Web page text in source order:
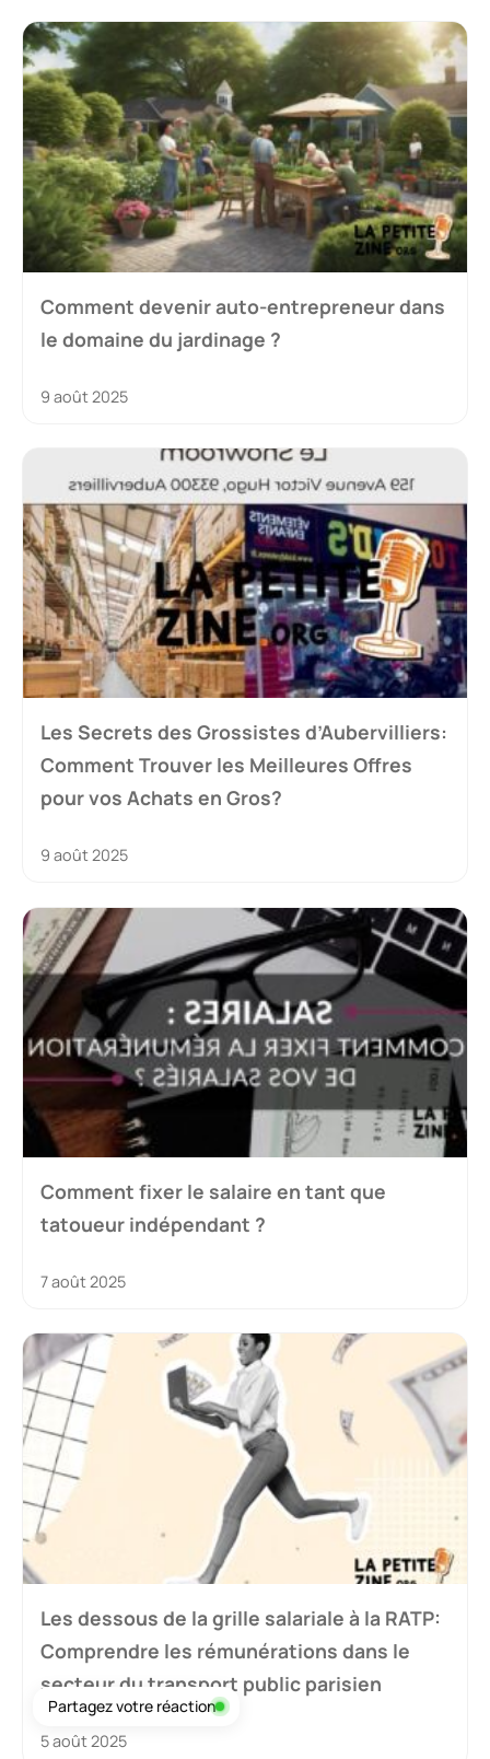
Comment devenir auto-entrepreneur dans
le domaine du jardinage ?
9 août 2025
Les Secrets des Grossistes d’Aubervilliers:
Comment Trouver les Meilleures Offres
pour vos Achats en Gros?
9 août 2025
Comment fixer le salaire en tant que
tatoueur indépendant ?
7 août 2025
Les dessous de la grille salariale à la RATP:
Comprendre les rémunérations dans le
secteur du transport public parisien
5 août 2025
Partagez votre réaction